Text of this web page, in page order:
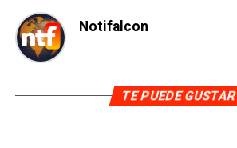
Notifalcon
TE PUEDE GUSTAR